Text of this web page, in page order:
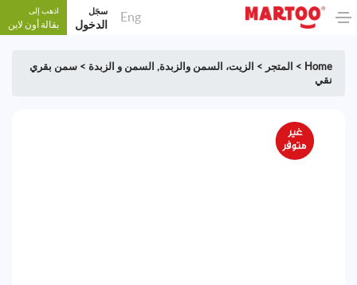
Eng سجَل
الدخول
اذهب إلى
بقالة أون لاين
Home
> المتجر > الزيت، السمن والزبدة, السمن و الزبدة > سمن بقري
نقي